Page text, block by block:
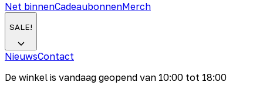
Net binnenCadeaubonnenMerch
SALE!
NieuwsContact
De winkel is vandaag geopend van 10:00 tot 18:00